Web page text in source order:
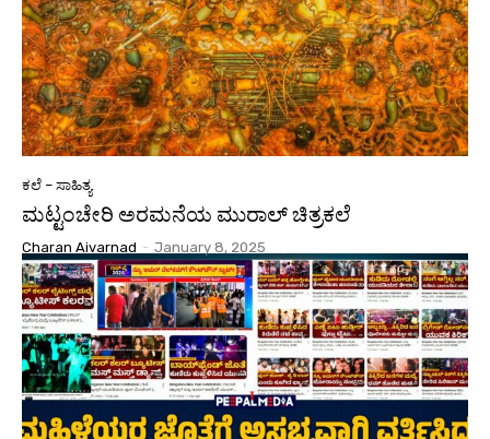
ಕಲೆ – ಸಾಹಿತ್ಯ
ಮಟ್ಟಂಚೇರಿ ಅರಮನೆಯ ಮುರಾಲ್‌ ಚಿತ್ರಕಲೆ
Charan Aivarnad - January 8, 2025